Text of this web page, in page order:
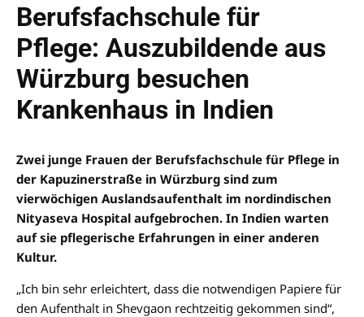
Berufsfachschule für
Pflege: Auszubildende aus
Würzburg besuchen
Krankenhaus in Indien
Zwei junge Frauen der Berufsfachschule für Pflege in
der Kapuzinerstraße in Würzburg sind zum
vierwöchigen Auslandsaufenthalt im nordindischen
Nityaseva Hospital aufgebrochen. In Indien warten
auf sie pflegerische Erfahrungen in einer anderen
Kultur.
„Ich bin sehr erleichtert, dass die notwendigen Papiere für
den Aufenthalt in Shevgaon rechtzeitig gekommen sind“,